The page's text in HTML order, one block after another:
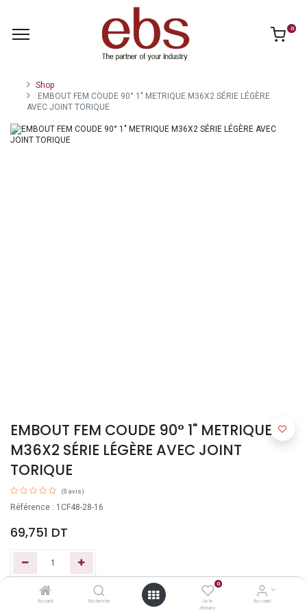
Accueil Recherche
0
Liste
d'envies
Account
0
Shop
EMBOUT FEM COUDE 90° 1" METRIQUE M36X2 SÉRIE LÉGÈRE
AVEC JOINT TORIQUE
EMBOUT FEM COUDE 90° 1" METRIQUE
M36X2 SÉRIE LÉGÈRE AVEC JOINT
TORIQUE
(0 avis)
Référence : 1CF48-28-16
69,751 DT
Ajouter au panier